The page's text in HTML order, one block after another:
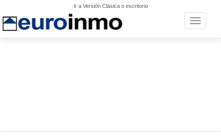
Ir a Versión Clásica o escritorio
Toggle